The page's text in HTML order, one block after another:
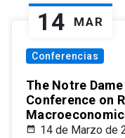
14 MAR
Conferencias
The Notre
Conference on
14 de Marzo de